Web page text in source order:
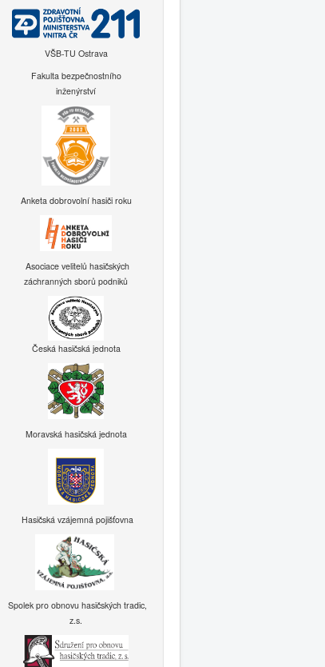
VŠB-TU Ostrava
Fakulta bezpečnostního
inženýrství
Anketa dobrovolní hasiči roku
Asociace velitelů hasičských
záchranných sborů podniků
Česká hasičská jednota
Moravská hasičská jednota
Hasičská vzájemná pojišťovna
Spolek pro obnovu hasičských tradic,
z.s.